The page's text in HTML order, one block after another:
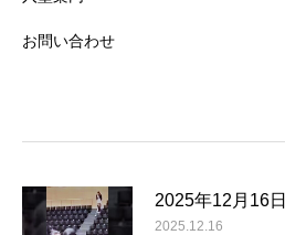
お問い合わせ
2025年12月16日
2025.12.16